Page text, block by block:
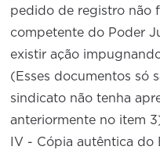
pedido de registro não
competente do Poder
existir ação
(Esses documentos só
sindicato não tenha
anteriormente no item
IV - Cópia autêntica do